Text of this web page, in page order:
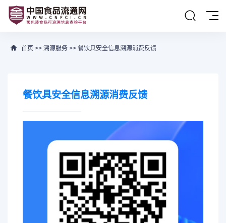
首页 >> 溯源服务 >> 餐饮具安全信息溯源消费反馈
餐饮具安全信息溯源消费反馈